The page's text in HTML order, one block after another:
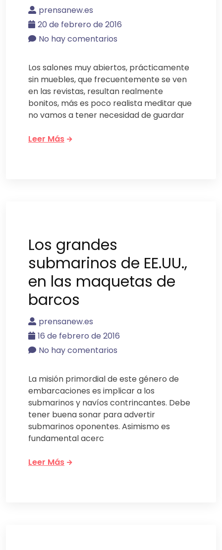
prensanew.es
20 de febrero de 2016
No hay comentarios
Los salones muy abiertos, prácticamente
sin muebles, que frecuentemente se ven
en las revistas, resultan realmente
bonitos, más es poco realista meditar que
no vamos a tener necesidad de guardar
Leer Más
Los grandes
submarinos de EE.UU.,
en las maquetas de
barcos
prensanew.es
16 de febrero de 2016
No hay comentarios
La misión primordial de este género de
embarcaciones es implicar a los
submarinos y navíos contrincantes. Debe
tener buena sonar para advertir
submarinos oponentes. Asimismo es
fundamental acerc
Leer Más